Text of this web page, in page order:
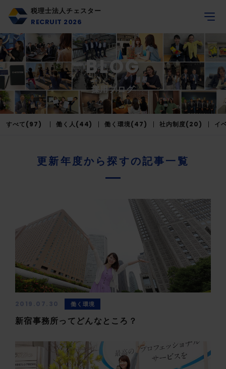
税理士法人チェスター
RECRUIT 2026
BLOG
採用ブログ
すべて(97) 働く人(44) 働く環境(47) 社内制度(20) イ
更新年度から探すの記事一覧
2019.07.30 働く環境
新宿事務所ってどんなところ？